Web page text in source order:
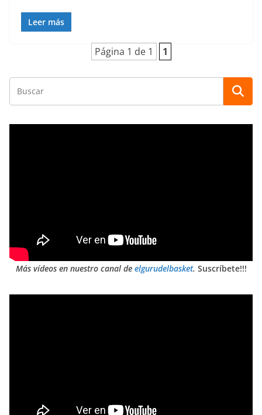
Leer más
Página 1 de 1 1
Más vídeos en nuestro canal de elgurudelbasket. Suscríbete!!!